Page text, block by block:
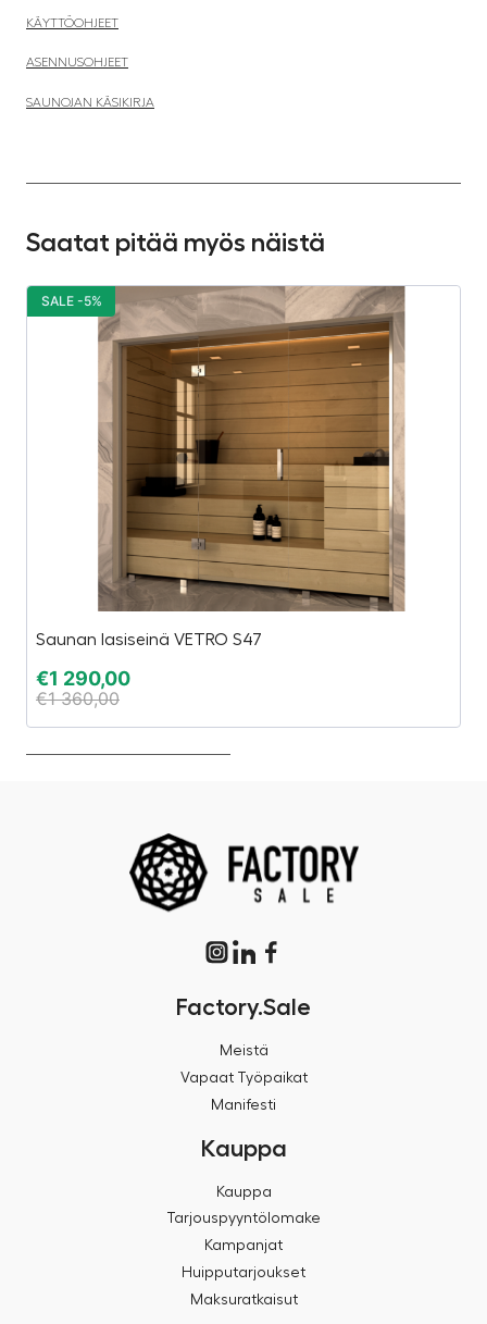
KÄYTTÖOHJEET
ASENNUSOHJEET
SAUNOJAN KÄSIKIRJA
Saatat pitää myös näistä
Saunan lasiseinä VETRO S47
€1 290,00
€1 360,00
SALE -5%
Factory.Sale
Meistä
Vapaat Työpaikat
Manifesti
Kauppa
Kauppa
Tarjouspyyntölomake
Kampanjat
Huipputarjoukset
Maksuratkaisut